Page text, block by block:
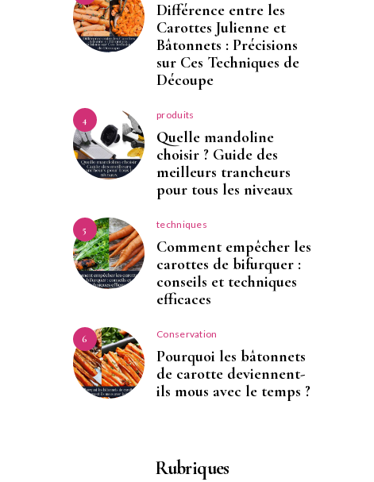
Différence entre les
Carottes Julienne et
Bâtonnets : Précisions
sur Ces Techniques de
Découpe
4 produits
Quelle mandoline
choisir ? Guide des
meilleurs trancheurs
pour tous les niveaux
5 techniques
Comment empêcher les
carottes de bifurquer :
conseils et techniques
efficaces
6 Conservation
Pourquoi les bâtonnets
de carotte deviennent-
ils mous avec le temps ?
Rubriques